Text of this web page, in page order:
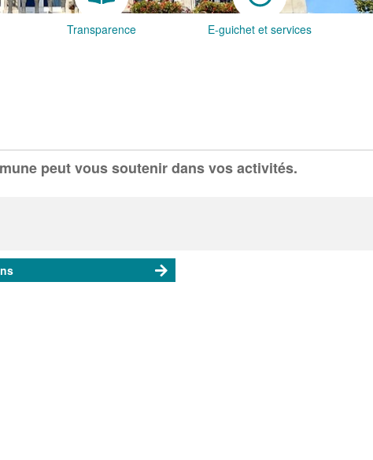
Transparence E-guichet et services
peut vous soutenir dans vos activités.